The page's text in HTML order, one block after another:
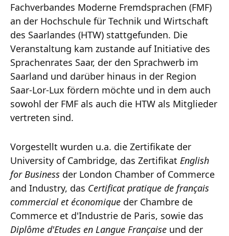
Fachverbandes Moderne Fremdsprachen (FMF)
an der Hochschule für Technik und Wirtschaft
des Saarlandes (HTW) stattgefunden. Die
Veranstaltung kam zustande auf Initiative des
Sprachenrates Saar, der den Sprachwerb im
Saarland und darüber hinaus in der Region
Saar-Lor-Lux fördern möchte und in dem auch
sowohl der FMF als auch die HTW als Mitglieder
vertreten sind.
Vorgestellt wurden u.a. die Zertifikate der
University of Cambridge, das Zertifikat English
for Business der London Chamber of Commerce
and Industry, das Certificat pratique de français
commercial et économique der Chambre de
Commerce et d'Industrie de Paris, sowie das
Diplôme d'Etudes en Langue Française und der